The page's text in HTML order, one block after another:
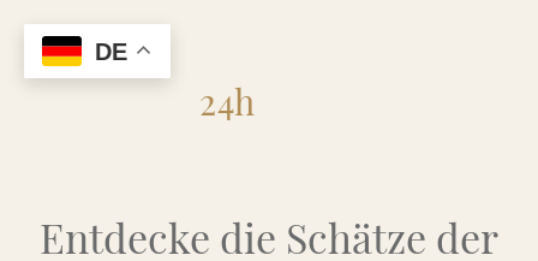
24h
Entdecke die Schätze der
DE